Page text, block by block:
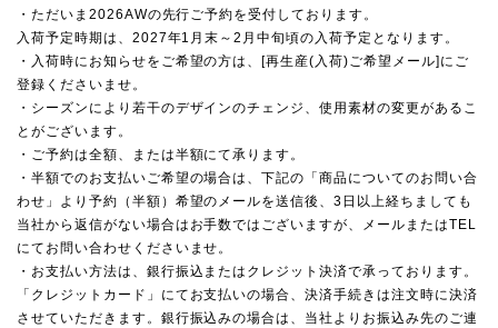
・ただいま2026AWの先行ご予約を受付しております。
入荷予定時期は、2027年1月末～2月中旬頃の入荷予定となります。
・入荷時にお知らせをご希望の方は、[再生産(入荷)ご希望メール]にご
登録くださいませ。
・シーズンにより若干のデザインのチェンジ、使用素材の変更があるこ
とがございます。
・ご予約は全額、または半額にて承ります。
・半額でのお支払いご希望の場合は、下記の「商品についてのお問い合
わせ」より予約（半額）希望のメールを送信後、3日以上経ちましても
当社から返信がない場合はお手数ではございますが、メールまたはTEL
にてお問い合わせくださいませ。
・お支払い方法は、銀行振込またはクレジット決済で承っております。
「クレジットカード」にてお支払いの場合、決済手続きは注文時に決済
させていただきます。銀行振込みの場合は、当社よりお振込み先のご連